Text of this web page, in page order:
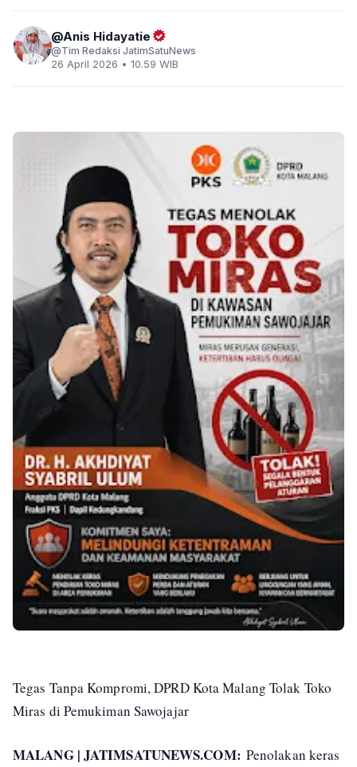
Anis Hidayatie
Tim Redaksi JatimSatuNews
26 April 2026 • 10.59 WIB
Tegas Tanpa Kompromi, DPRD Kota Malang Tolak Toko
Miras di Pemukiman Sawojajar
MALANG | JATIMSATUNEWS.COM: Penolakan keras